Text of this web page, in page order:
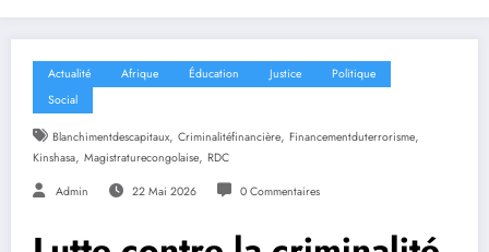
Actualité Afrique Éducation Justice
Politique
Social
Blanchimentdescapitaux, Criminalitéfinancière, Financementduterrorisme,
Kinshasa, Magistraturecongolaise, RDC
Admin 22 Mai 2026 0 Commentaires